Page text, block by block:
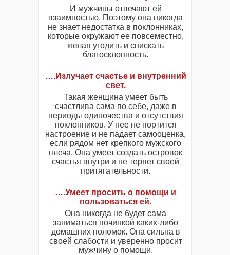
И мужчины отвечают ей
взаимностью. Поэтому она никогда
не знает недостатка в поклонниках,
которые окружают ее повсеместно,
желая угодить и снискать
благосклонность.
….Излучает счастье и внутренний
свет.
Такая женщина умеет быть
счастлива сама по себе, даже в
периоды одиночества и отсутствия
поклонников. У нее не портится
настроение и не падает самооценка,
если рядом нет крепкого мужского
плеча. Она умеет создать островок
счастья внутри и не теряет своей
притягательности.
….Умеет просить о помощи и
пользоваться ей.
Она никогда не будет сама
заниматься починкой каких-либо
домашних поломок. Она сильна в
своей слабости и уверенно просит
мужчину о помощи.